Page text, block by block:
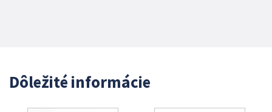
Dôležité informácie